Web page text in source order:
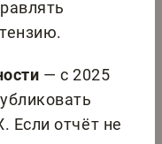
— с 2025
отчёт не